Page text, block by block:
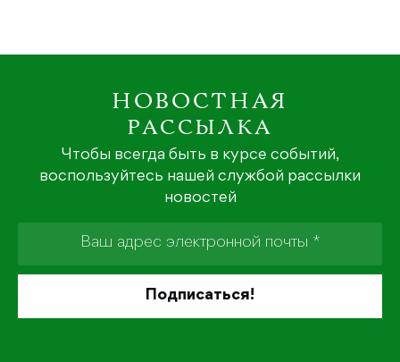
НОВОСТНАЯ
РАССЫЛКА
Чтобы всегда быть в курсе событий,
воспользуйтесь нашей службой рассылки
новостей